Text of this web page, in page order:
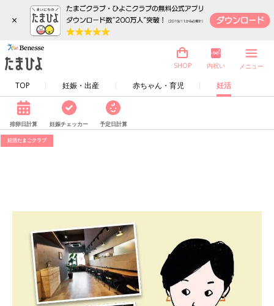
×
TOP 妊娠・出産 赤ちゃん・育児 妊活
SHOP 内祝い メニュー
排卵日計算 妊娠チェッカー 予定日計算
妊活たまごクラブ